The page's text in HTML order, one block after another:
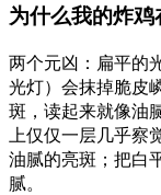
为什么我的炸
两个元凶：扁平的
光灯）会抹掉脆皮
斑，读起来就像油
上仅仅一层几乎
油腻的亮斑；把白
腻。